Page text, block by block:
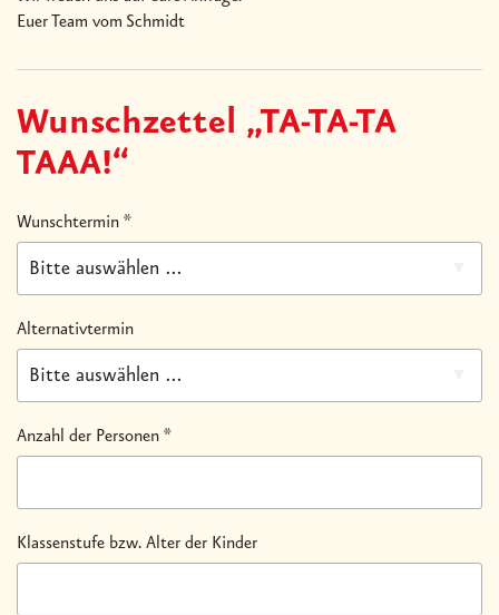
Euer Team vom Schmidt
Wunschzettel „TA-TA-TA
TAAA!“
Wunschtermin *
Bitte auswählen ...
Alternativtermin
Bitte auswählen ...
Anzahl der Personen *
Klassenstufe bzw. Alter der Kinder